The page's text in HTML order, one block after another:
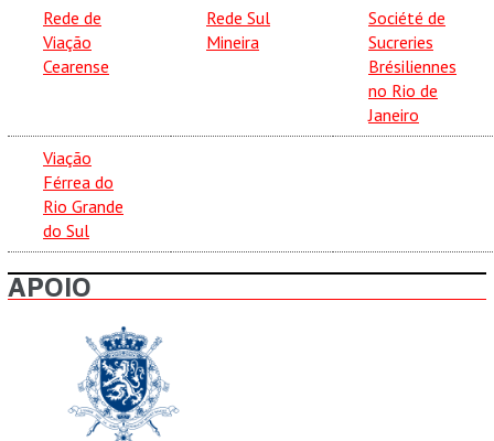
Rede de
Viação
Cearense
Rede Sul
Mineira
Société de
Sucreries
Brésiliennes
no Rio de
Janeiro
Viação
Férrea do
Rio Grande
do Sul
APOIO